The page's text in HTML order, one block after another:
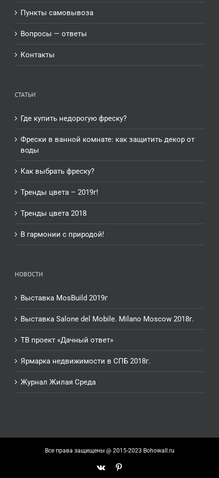
Пункты самовывоза
Вопросы — ответы
Контакты
СТАТЬИ
Где купить недорогую фреску?
Фрески в ванной комнате: как защитить декор от
воды
Как выбрать фреску?
Тренды цвета – 2019г!
Тренды цвета 2018
В гармонии с природой!
НОВОСТИ
Выставка MosBuild 2019г
Выставка Salone del Mobile. Milano Moscow 2018г.
ТВ проект «Дачный ответ»
Ярмарка недвижимости в СПБ 2018г.
Журнал Жилая Среда
Все права защищены @ 2015-2023 Bohowall.ru
Vk Pinterest